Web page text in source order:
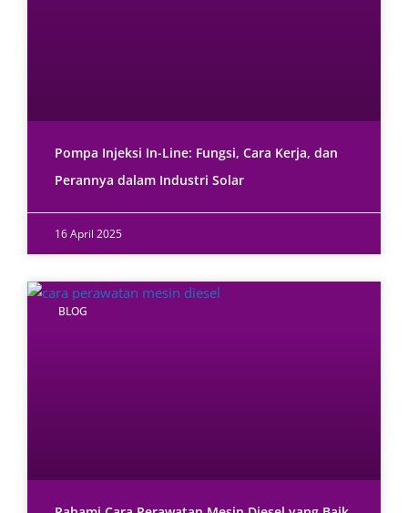
Pompa Injeksi In-Line: Fungsi, Cara Kerja, dan
Perannya dalam Industri Solar
16 April 2025
BLOG